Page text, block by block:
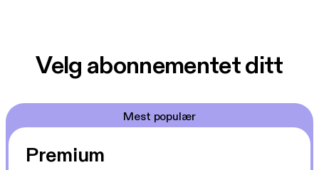
Velg abonnementet ditt
Mest populær
Premium